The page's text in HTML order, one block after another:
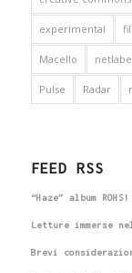
experimental
Macello
Pulse Radar
FEED RSS
“Haze” album
Letture immerse
Brevi